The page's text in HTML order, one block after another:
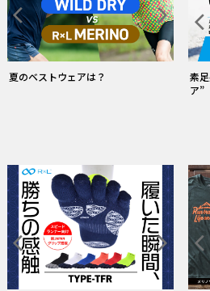
「RUN✕DINIM」 デニムなのに走れる
常にドライ！和紙糸ソックス